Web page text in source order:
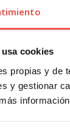
cookies
propias y de
y gestionar
confirma la
de